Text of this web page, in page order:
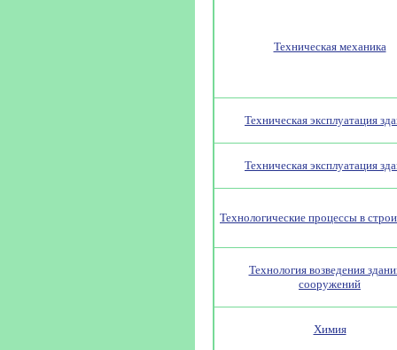
Техническая механика
Техническая эксплуатация
Техническая эксплуатация
Технологические процессы в
Технология возведения
сооружений
Химия